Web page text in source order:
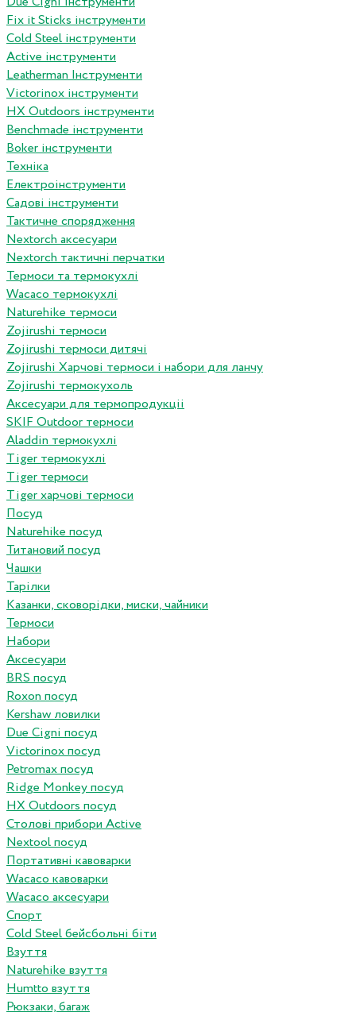
Fix it Sticks інструменти
Сold Steel інструменти
Active інструменти
Leatherman Інструменти
Victorinox інструменти
HX Outdoors інструменти
Benchmade інструменти
Boker інструменти
Техніка
Електроінструменти
Садові інструменти
Тактичне спорядження
Nextorch аксесуари
Nextorch тактичні перчатки
Термоси та термокухлі
Wacaco термокухлі
Naturehike термоси
Zojirushi термоси
Zojirushi термоси дитячі
Zojirushi Харчові термоси і набори для ланчу
Zojirushi термокухоль
Аксесуари для термопродукціі
SKIF Outdoor термоси
Aladdin термокухлі
Tiger термокухлі
Tiger термоси
Tiger харчові термоси
Посуд
Naturehike посуд
Титановий посуд
Чашки
Тарілки
Казанки, сковорідки, миски, чайники
Термоси
Набори
Аксесуари
BRS посуд
Roxon посуд
Kershaw ловилки
Due Cigni посуд
Victorinox посуд
Petromax посуд
Ridge Monkey посуд
HX Outdoors посуд
Столові прибори Active
Nextool посуд
Портативні кавоварки
Wacaco кавоварки
Wacaco аксесуари
Спорт
Cold Steel бейсбольні біти
Взуття
Naturehike взуття
Humtto взуття
Рюкзаки, багаж